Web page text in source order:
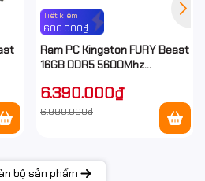
Tiết kiệm
600.000₫
Ram PC Kingston FURY Beast
16GB DDR5 5600Mhz
6.390.000₫
6.990.000₫
bộ sản phẩm